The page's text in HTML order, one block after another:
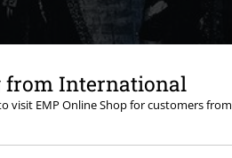
from International
visit EMP Online Shop for customers from